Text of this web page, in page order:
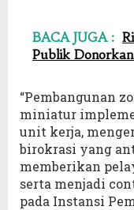
BACA JUGA :
Publik
“Pembangunan
miniatur
unit kerja,
birokrasi yang
memberikan
serta menjadi
pada Instansi